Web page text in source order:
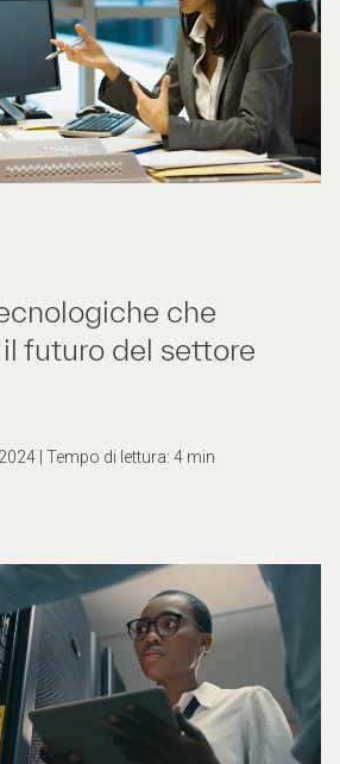
che
futuro del settore
| Tempo di lettura: 4 min